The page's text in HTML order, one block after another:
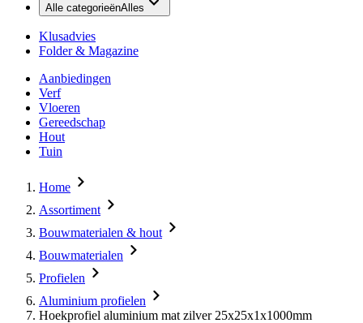
Alle categorieënAlles
Klusadvies
Folder & Magazine
Aanbiedingen
Verf
Vloeren
Gereedschap
Hout
Tuin
Home
Assortiment
Bouwmaterialen & hout
Bouwmaterialen
Profielen
Aluminium profielen
Hoekprofiel aluminium mat zilver 25x25x1x1000mm